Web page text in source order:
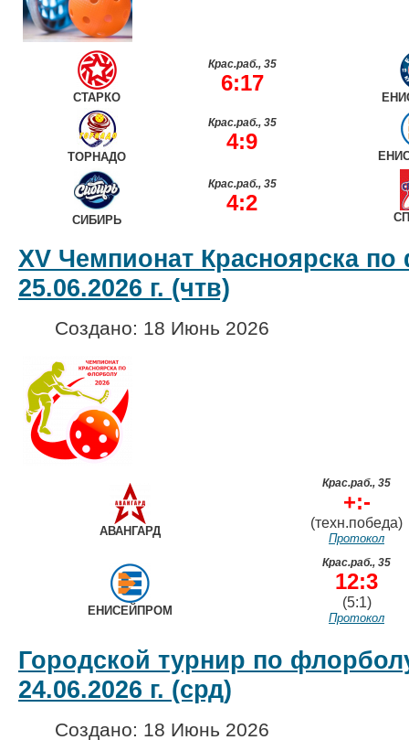
СТАРКО
Крас.раб., 35
6:17
ТОРНАДО
Крас.раб., 35
4:9
СИБИРЬ
Крас.раб., 35
4:2
XV Чемпионат Красноярска
25.06.2026 г. (чтв)
Создано: 18 Июнь 2026
АВАНГАРД
Крас.раб., 35
+:-
(техн.победа)
Протокол
ЕНИСЕЙПРОМ
Крас.раб., 35
12:3
(5:1)
Протокол
Городской турнир по
24.06.2026 г. (срд)
Создано: 18 Июнь 2026